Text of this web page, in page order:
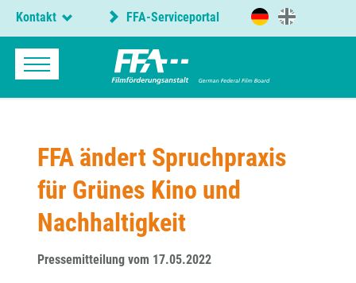
Kontakt FFA-Serviceportal
FFA ändert Spruchpraxis
für Grünes Kino und
Nachhaltigkeit
Pressemitteilung vom 17.05.2022